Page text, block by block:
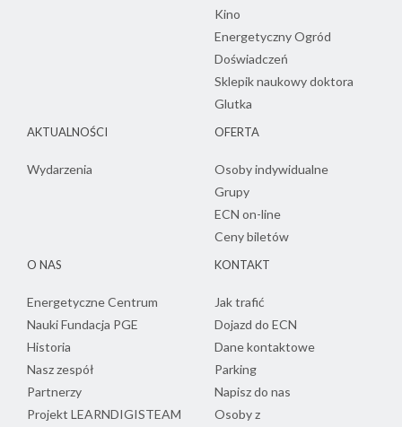
Kino
Energetyczny Ogród
Doświadczeń
Sklepik naukowy doktora
Glutka
AKTUALNOŚCI
Wydarzenia
OFERTA
Osoby indywidualne
Grupy
ECN on-line
Ceny biletów
O NAS
Energetyczne Centrum
Nauki Fundacja PGE
Historia
Nasz zespół
Partnerzy
Projekt LEARNDIGISTEAM
KONTAKT
Jak trafić
Dojazd do ECN
Dane kontaktowe
Parking
Napisz do nas
Osoby z